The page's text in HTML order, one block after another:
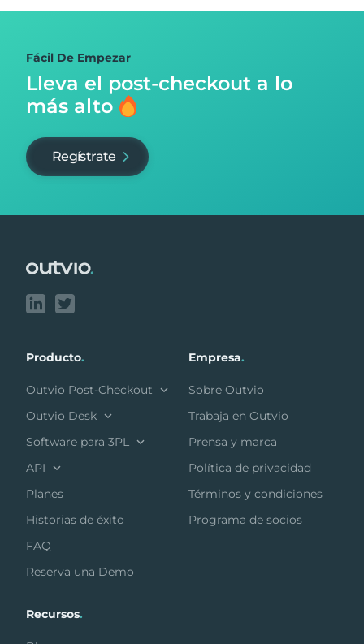
Fácil De Empezar
Lleva el post-checkout a lo
más alto
Regístrate
Producto.
Outvio Post-Checkout
Outvio Desk
Software para 3PL
API
Planes
Historias de éxito
FAQ
Reserva una Demo
Empresa.
Sobre Outvio
Trabaja en Outvio
Prensa y marca
Política de privacidad
Términos y condiciones
Programa de socios
Recursos.